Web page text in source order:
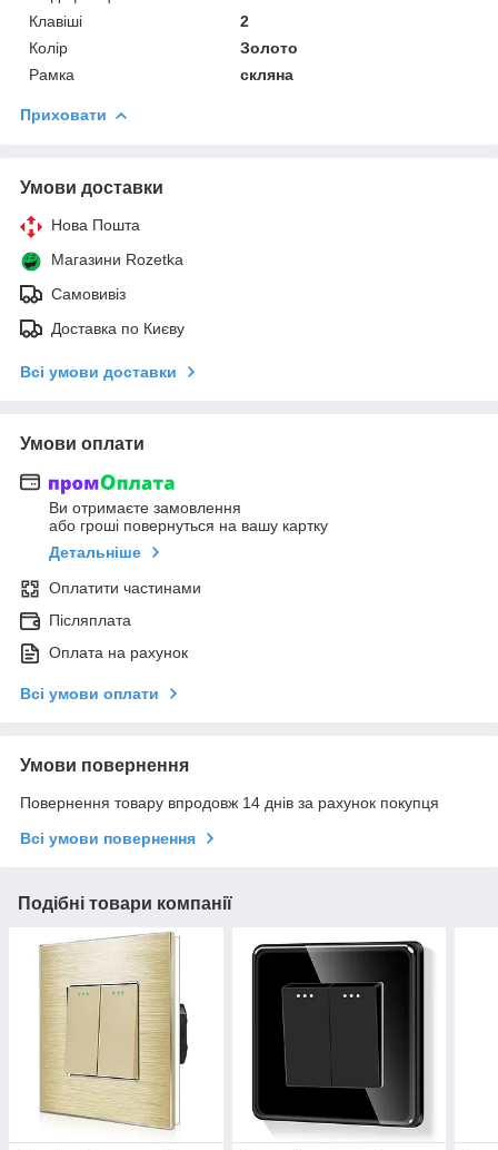
Клавіші
2
Колір
Золото
Рамка
скляна
Приховати
Умови доставки
Нова Пошта
Магазини Rozetka
Самовивіз
Доставка по Києву
Всі умови доставки
Умови оплати
Ви отримаєте замовлення
або гроші повернуться на вашу картку
Детальніше
Оплатити частинами
Післяплата
Оплата на рахунок
Всі умови оплати
Умови повернення
Повернення товару впродовж 14 днів за рахунок покупця
Всі умови повернення
Подібні товари компанії